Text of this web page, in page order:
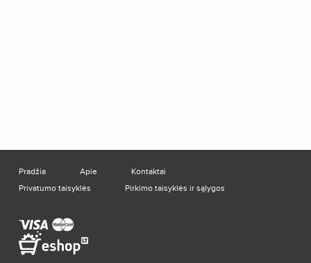
Pradžia Apie
Kontaktai
Privatumo taisyklės
Pirkimo taisyklės ir sąlygos